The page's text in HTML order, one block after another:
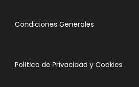
Condiciones Generales
Política de Privacidad y Cookies